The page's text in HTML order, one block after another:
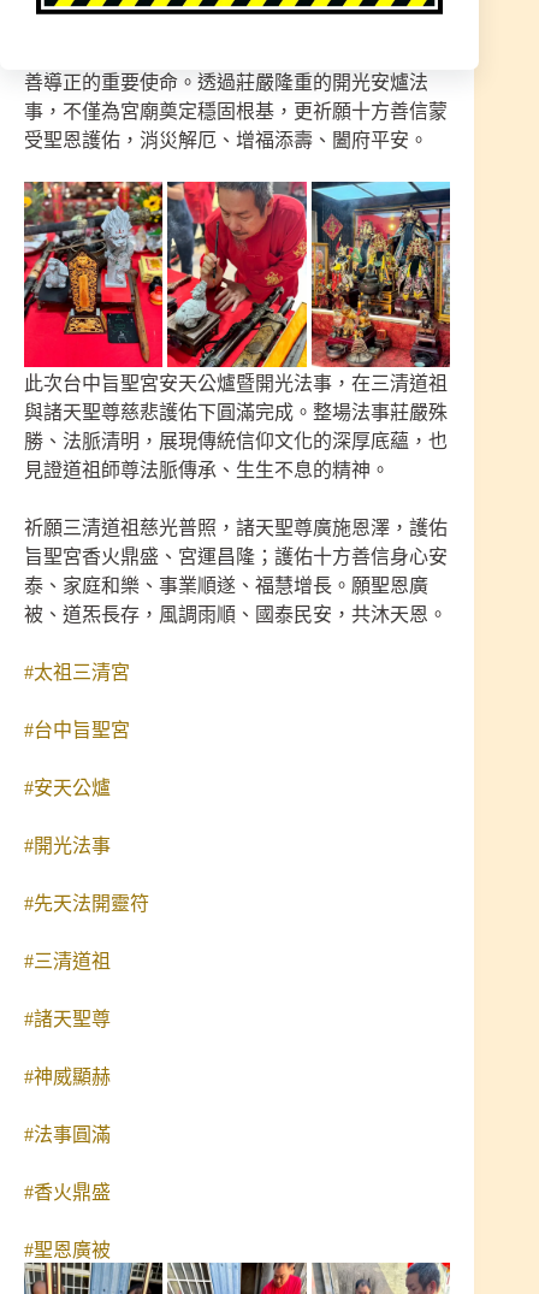
善導正的重要使命。透過莊嚴隆重的開光安爐法
事，不僅為宮廟奠定穩固根基，更祈願十方善信蒙
受聖恩護佑，消災解厄、增福添壽、闔府平安。
此次台中旨聖宮安天公爐暨開光法事，在三清道祖
與諸天聖尊慈悲護佑下圓滿完成。整場法事莊嚴殊
勝、法脈清明，展現傳統信仰文化的深厚底蘊，也
見證道祖師尊法脈傳承、生生不息的精神。
祈願三清道祖慈光普照，諸天聖尊廣施恩澤，護佑
旨聖宮香火鼎盛、宮運昌隆；護佑十方善信身心安
泰、家庭和樂、事業順遂、福慧增長。願聖恩廣
被、道炁長存，風調雨順、國泰民安，共沐天恩。
#太祖三清宮
#台中旨聖宮
#安天公爐
#開光法事
#先天法開靈符
#三清道祖
#諸天聖尊
#神威顯赫
#法事圓滿
#香火鼎盛
#聖恩廣被